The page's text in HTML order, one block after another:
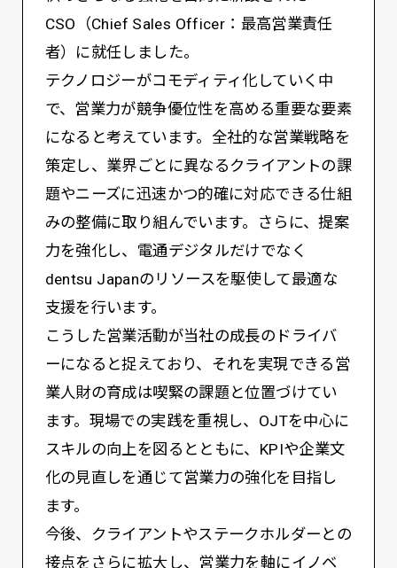
CSO（Chief Sales Officer：最高営業責任
者）に就任しました。
テクノロジーがコモディティ化していく中
で、営業力が競争優位性を高める重要な要素
になると考えています。全社的な営業戦略を
策定し、業界ごとに異なるクライアントの課
題やニーズに迅速かつ的確に対応できる仕組
みの整備に取り組んでいます。さらに、提案
力を強化し、電通デジタルだけでなく
dentsu Japanのリソースを駆使して最適な
支援を行います。
こうした営業活動が当社の成長のドライバ
ーになると捉えており、それを実現できる営
業人財の育成は喫緊の課題と位置づけてい
ます。現場での実践を重視し、OJTを中心に
スキルの向上を図るとともに、KPIや企業文
化の見直しを通じて営業力の強化を目指し
ます。
今後、クライアントやステークホルダーとの
接点をさらに拡大し、営業力を軸にイノベ